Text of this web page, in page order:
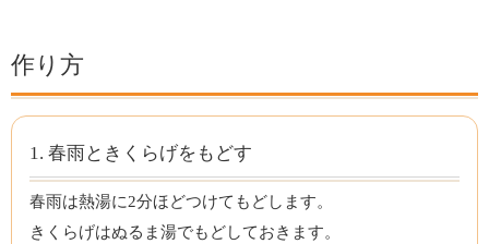
作り方
1. 春雨ときくらげをもどす
春雨は熱湯に2分ほどつけてもどします。
きくらげはぬるま湯でもどしておきます。